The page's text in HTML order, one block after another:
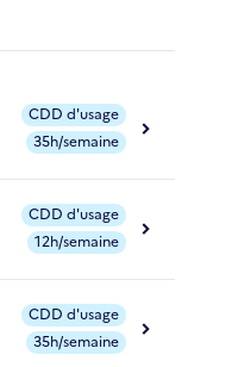
CDD d'usage
35h/semaine
CDD d'usage
12h/semaine
CDD d'usage
35h/semaine